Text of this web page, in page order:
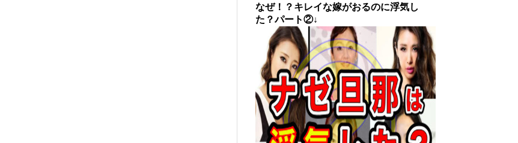
なぜ！？キレイな嫁がおるのに浮気し
た？パート②↓